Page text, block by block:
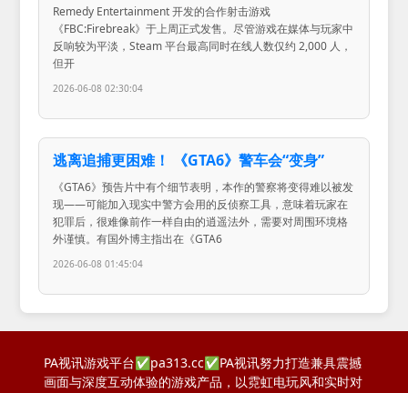
Remedy Entertainment 开发的合作射击游戏
《FBC:Firebreak》于上周正式发售。尽管游戏在媒体与玩家中
反响较为平淡，Steam 平台最高同时在线人数仅约 2,000 人，
但开
2026-06-08 02:30:04
逃离追捕更困难！ 《GTA6》警车会“变身”
《GTA6》预告片中有个细节表明，本作的警察将变得难以被发
现——可能加入现实中警方会用的反侦察工具，意味着玩家在
犯罪后，很难像前作一样自由的逍遥法外，需要对周围环境格
外谨慎。有国外博主指出在《GTA6
2026-06-08 01:45:04
PA视讯游戏平台✅pa313.cc✅PA视讯努力打造兼具震撼
画面与深度互动体验的游戏产品，以霓虹电玩风和实时对